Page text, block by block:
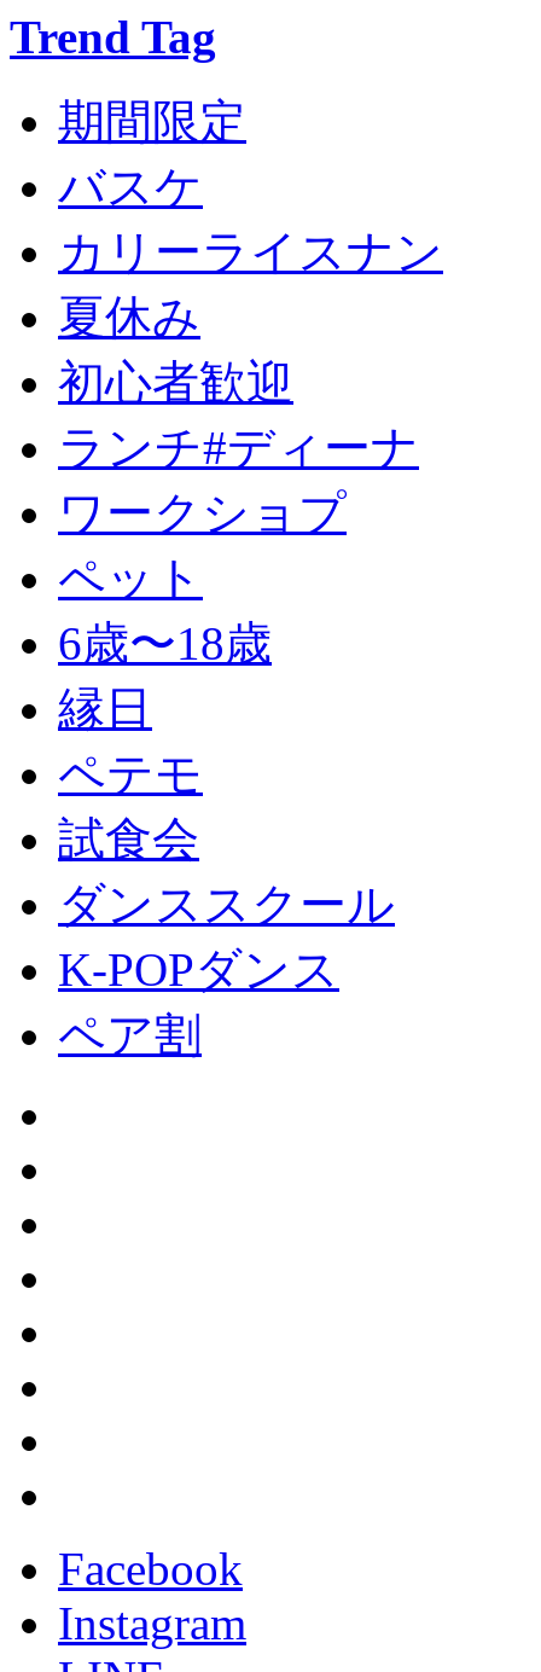
Trend Tag
期間限定
バスケ
カリーライスナン
夏休み
初心者歓迎
ランチ#ディーナ
ワークショプ
ペット
6歳〜18歳
縁日
ペテモ
試食会
ダンススクール
K-POPダンス
ペア割
Facebook
Instagram